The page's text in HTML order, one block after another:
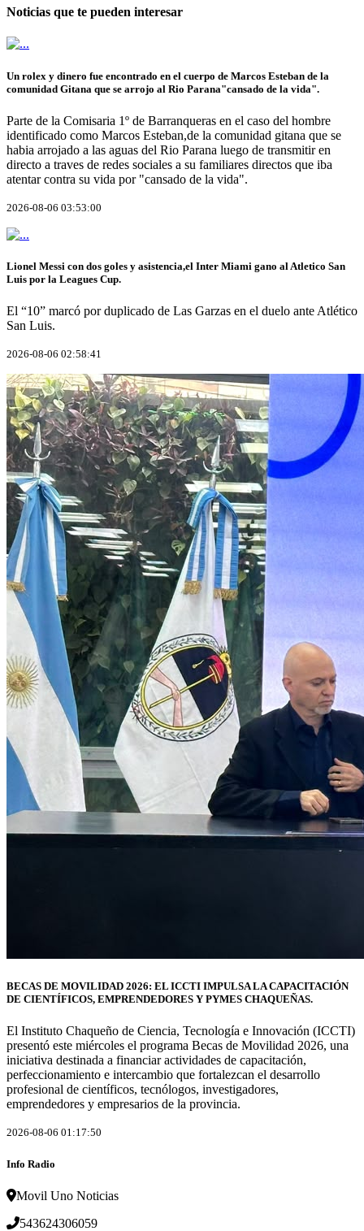
Noticias que te pueden interesar
Un rolex y dinero fue encontrado en el cuerpo de Marcos Esteban de la
comunidad Gitana que se arrojo al Rio Parana"cansado de la vida".
Parte de la Comisaria 1º de Barranqueras en el caso del hombre
identificado como Marcos Esteban,de la comunidad gitana que se
habia arrojado a las aguas del Rio Parana luego de transmitir en
directo a traves de redes sociales a su familiares directos que iba
atentar contra su vida por "cansado de la vida".
2026-08-06 03:53:00
Lionel Messi con dos goles y asistencia,el Inter Miami gano al Atletico San
Luis por la Leagues Cup.
El “10” marcó por duplicado de Las Garzas en el duelo ante Atlético
San Luis.
2026-08-06 02:58:41
BECAS DE MOVILIDAD 2026: EL ICCTI IMPULSA LA CAPACITACIÓN
DE CIENTÍFICOS, EMPRENDEDORES Y PYMES CHAQUEÑAS.
El Instituto Chaqueño de Ciencia, Tecnología e Innovación (ICCTI)
presentó este miércoles el programa Becas de Movilidad 2026, una
iniciativa destinada a financiar actividades de capacitación,
perfeccionamiento e intercambio que fortalezcan el desarrollo
profesional de científicos, tecnólogos, investigadores,
emprendedores y empresarios de la provincia.
2026-08-06 01:17:50
Info Radio
Movil Uno Noticias
543624306059